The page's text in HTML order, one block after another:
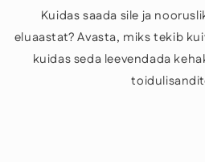
Kuidas saada sile ja
eluaastat? Avasta, miks tekib
kuidas seda leevendada